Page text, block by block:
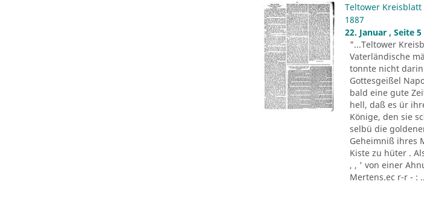
Teltower Kreisblatt
1887
22. Januar , Seite 5
"...Teltower
Vaterländische
tonnte nicht darin
Gottesgeißel
bald eine gute
hell, daß es ür
Könige, den sie
selbü die
Geheimniß ihres
Kiste zu hüter .
, , ' von einer
Mertens.ec r-r - :